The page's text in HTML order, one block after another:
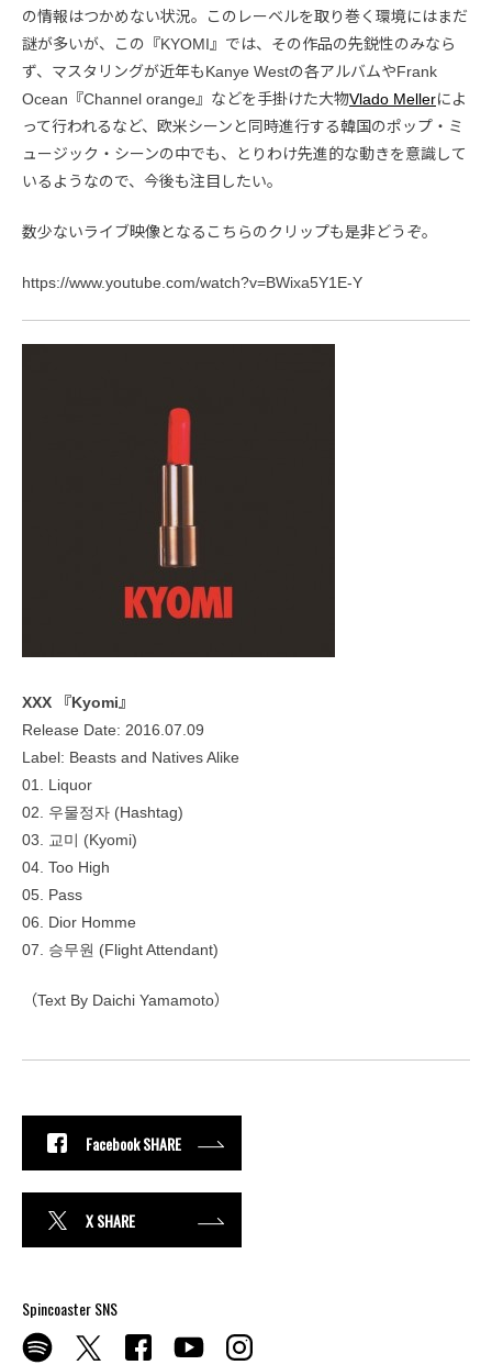
の情報はつかめない状況。このレーベルを取り巻く環境にはまだ
謎が多いが、この『KYOMI』では、その作品の先鋭性のみなら
ず、マスタリングが近年もKanye Westの各アルバムやFrank
Ocean『Channel orange』などを手掛けた大物Vlado Mellerによ
って行われるなど、欧米シーンと同時進行する韓国のポップ・ミ
ュージック・シーンの中でも、とりわけ先進的な動きを意識して
いるようなので、今後も注目したい。
数少ないライブ映像となるこちらのクリップも是非どうぞ。
https://www.youtube.com/watch?v=BWixa5Y1E-Y
XXX 『Kyomi』
Release Date: 2016.07.09
Label: Beasts and Natives Alike
01. Liquor
02. 우물정자 (Hashtag)
03. 교미 (Kyomi)
04. Too High
05. Pass
06. Dior Homme
07. 승무원 (Flight Attendant)
（Text By Daichi Yamamoto）
Facebook SHARE
X SHARE
Spincoaster SNS